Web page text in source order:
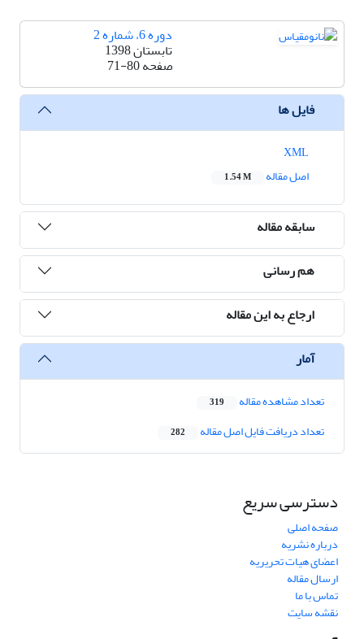
دوره 6، شماره 2
تابستان 1398
صفحه71-80
فایل ها
اصل مقاله
1.54 M
سابقه مقاله
هم رسانی
ارجاع به این مقاله
آمار
تعداد مشاهده مقاله 319
تعداد دریافت فایل اصل مقاله 282
دسترسی سریع
صفحه اصلی
درباره نشریه
اعضای هیات تحریریه
ارسال مقاله
تماس با ما
نقشه سایت